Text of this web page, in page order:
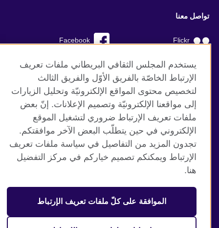
تواصل معنا
Facebook Flickr
YouTube RSS
TikTok
موقع المجلس الثقافي البريطاني العالمي
الخصوصية وشروط الاستخدام
ملفات تعريف الإرتباط
خارطة الموقع
منظمة المملكة المتحدة الدولية للعلاقات الثقافية والفرص
يستخدم المجلس الثقافي البريطاني ملفات تعريف
الإرتباط الخاصّة بالفريق الأوّل والفريق الثالث
لتخصيص محتوى المواقع الإلكترونيّة وتحليل الزيارات
إلى مواقعنا الإلكترونيّة وتصميم الإعلانات. إنّ بعض
ملفات تعريف الإرتباط ضروري لتشغيل الموقع
الإلكتروني في حين يتطلّب البعض الآخر موافقتكم.
تجدون المزيد من التفاصيل في سياسة ملفات تعريف
الإرتباط ويمكنكم تصميم خياركم في مركز التفضيل
هنا.
الموافقة على كلّ ملفات تعريف الإرتباط